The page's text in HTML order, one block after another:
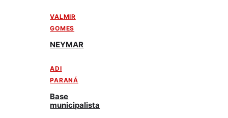
VALMIR
GOMES
NEYMAR
ADI
PARANÁ
Base
municipalista